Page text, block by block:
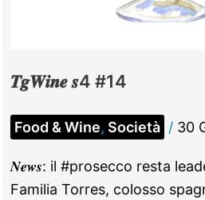
𝑻𝒈𝑾𝒊𝒏𝒆 𝒔4 #14
Food & Wine, Società / 30
𝑵𝒆𝒘𝒔: il #prosecco resta
Familia Torres, colosso